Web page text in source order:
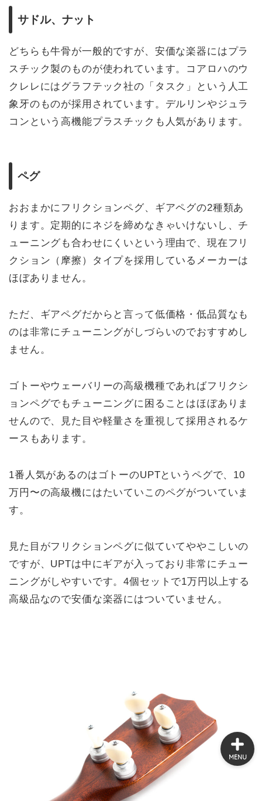
サドル、ナット
どちらも牛骨が一般的ですが、安価な楽器にはプラ
スチック製のものが使われています。コアロハのウ
クレレにはグラフテック社の「タスク」という人工
象牙のものが採用されています。デルリンやジュラ
コンという高機能プラスチックも人気があります。
ペグ
おおまかにフリクションペグ、ギアペグの2種類あ
ります。定期的にネジを締めなきゃいけないし、チ
ューニングも合わせにくいという理由で、現在フリ
クション（摩擦）タイプを採用しているメーカーは
ほぼありません。
ただ、ギアペグだからと言って低価格・低品質なも
のは非常にチューニングがしづらいのでおすすめし
ません。
ゴトーやウェーバリーの高級機種であればフリクシ
ョンペグでもチューニングに困ることはほぼありま
せんので、見た目や軽量さを重視して採用されるケ
ースもあります。
1番人気があるのはゴトーのUPTというペグで、10
万円〜の高級機にはたいていこのペグがついていま
す。
見た目がフリクションペグに似ていてややこしいの
ですが、UPTは中にギアが入っており非常にチュー
ニングがしやすいです。4個セットで1万円以上する
高級品なので安価な楽器にはついていません。
MENU
オンラインショップ